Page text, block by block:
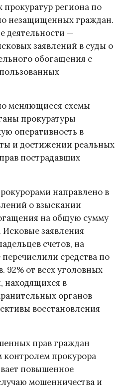
региона по
незащищенных граждан.
деятельности —
заявлений в суды о
обогащения с
меняющиеся схемы
прокуратуры
оперативность в
и достижении реальных
пострадавших
направлено в
о взыскании
на общую сумму
заявления
счетов, на
средства по
от всех уголовных
находящихся в
органов
восстановления
прав граждан
контролем прокурора
повышенное
мошенничества и